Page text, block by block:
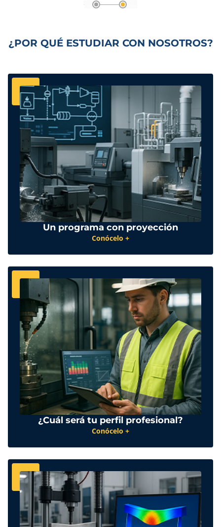
¿POR QUÉ ESTUDIAR CON NOSOTROS?
Un programa con proyección
Conócelo +
¿Cuál será tu perfil profesional?
Conócelo +